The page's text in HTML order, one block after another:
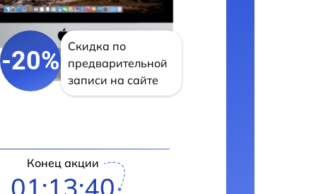
-20%
Скидка по
предварительной
записи на сайте
Конец акции
01:13:39